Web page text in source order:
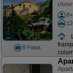
8 Fotos